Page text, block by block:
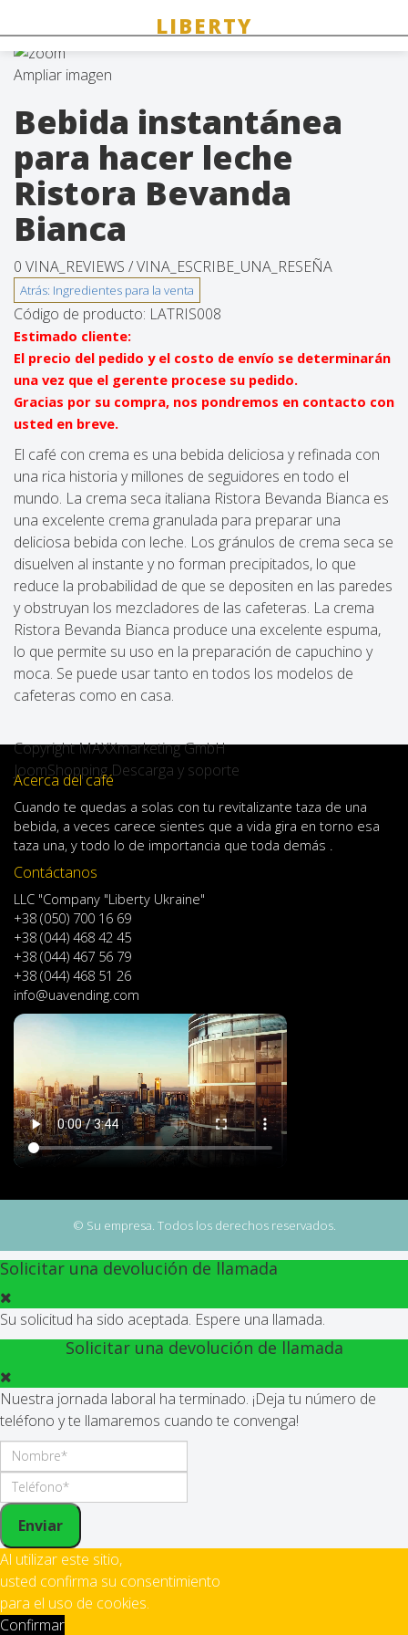
Ampliar imagen
Bebida instantánea
para hacer leche
Ristora Bevanda
Bianca
0 VINA_REVIEWS /VINA_ESCRIBE_UNA_RESEÑA
Código de producto: LATRIS008
Estimado cliente:
El precio del pedido y el costo de envío se determinarán
una vez que el gerente procese su pedido.
Gracias por su compra, nos pondremos en contacto con
usted en breve.
El café con crema es una bebida deliciosa y refinada con
una rica historia y millones de seguidores en todo el
mundo. La crema seca italiana Ristora Bevanda Bianca es
una excelente crema granulada para preparar una
deliciosa bebida con leche. Los gránulos de crema seca se
disuelven al instante y no forman precipitados, lo que
reduce la probabilidad de que se depositen en las paredes
y obstruyan los mezcladores de las cafeteras. La crema
Ristora Bevanda Bianca produce una excelente espuma,
lo que permite su uso en la preparación de capuchino y
moca. Se puede usar tanto en todos los modelos de
cafeteras como en casa.
Copyright MAXXmarketing GmbH
JoomShopping Descarga y soporte
Acerca del café
Cuando te quedas a solas con tu revitalizante taza de una
bebida, a veces carece sientes que a vida gira en torno esa
taza una, y todo lo de importancia que toda demás .
Contáctanos
LLC "Company "Liberty Ukraine"
+38 (050) 700 16 69
+38 (044) 468 42 45
+38 (044) 467 56 79
+38 (044) 468 51 26
info@uavending.com
© Su empresa. Todos los derechos reservados.
Solicitar una devolución de llamada
Su solicitud ha sido aceptada. Espere una llamada.
Solicitar una devolución de llamada
Nuestra jornada laboral ha terminado. ¡Deja tu número de
teléfono y te llamaremos cuando te convenga!
Enviar
Al utilizar este sitio,
usted confirma su consentimiento
para el uso de cookies.
Confirmar